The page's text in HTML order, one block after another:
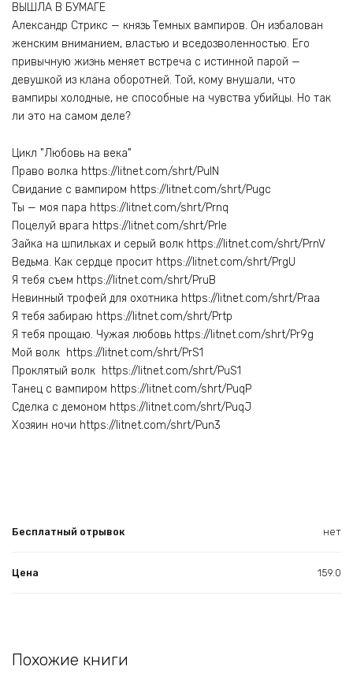
ВЫШЛА В БУМАГЕ
Александр Стрикс — князь Темных вампиров. Он избалован
женским вниманием, властью и вседозволенностью. Его
привычную жизнь меняет встреча с истинной парой —
девушкой из клана оборотней. Той, кому внушали, что
вампиры холодные, не способные на чувства убийцы. Но так
ли это на самом деле?
Цикл "Любовь на века"
Право волка https://litnet.com/shrt/PulN
Свидание с вампиром https://litnet.com/shrt/Pugc
Ты — моя пара https://litnet.com/shrt/Prnq
Поцелуй врага https://litnet.com/shrt/Prle
Зайка на шпильках и серый волк https://litnet.com/shrt/PrnV
Ведьма. Как сердце просит https://litnet.com/shrt/PrgU
Я тебя съем https://litnet.com/shrt/PruB
Невинный трофей для охотника https://litnet.com/shrt/Praa
Я тебя забираю https://litnet.com/shrt/Prtp
Я тебя прощаю. Чужая любовь https://litnet.com/shrt/Pr9g
Мой волк https://litnet.com/shrt/PrS1
Проклятый волк https://litnet.com/shrt/PuS1
Танец с вампиром https://litnet.com/shrt/PuqP
Сделка с демоном https://litnet.com/shrt/PuqJ
Хозяин ночи https://litnet.com/shrt/Pun3
Бесплатный отрывок нет
Цена 159.0
Похожие книги